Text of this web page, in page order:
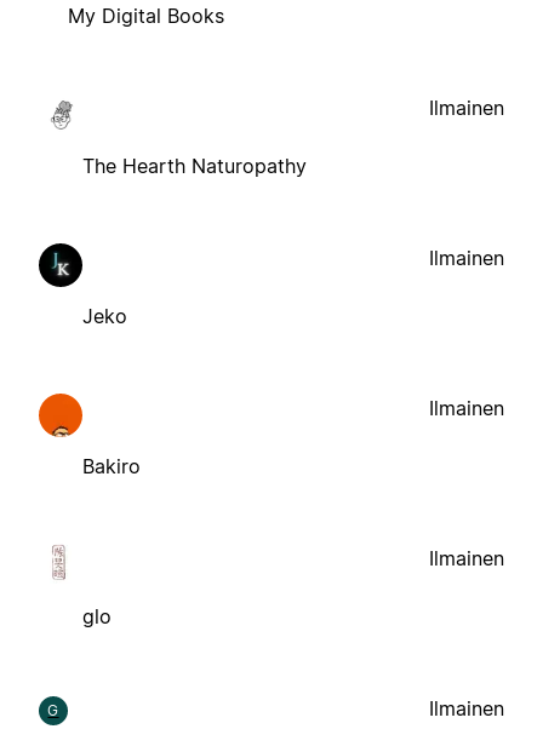
My Digital Books
The Hearth Naturopathy
Ilmainen
Jeko
Ilmainen
Bakiro
Ilmainen
glo
Ilmainen
G Ilmainen